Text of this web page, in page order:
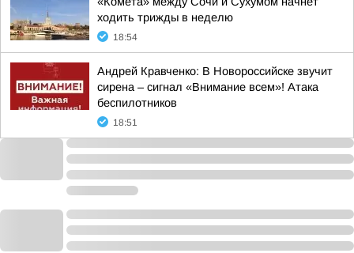
ходить трижды в неделю
18:54
Андрей Кравченко: В Новороссийске звучит
сирена – сигнал «Внимание всем»! Атака
беспилотников
18:51